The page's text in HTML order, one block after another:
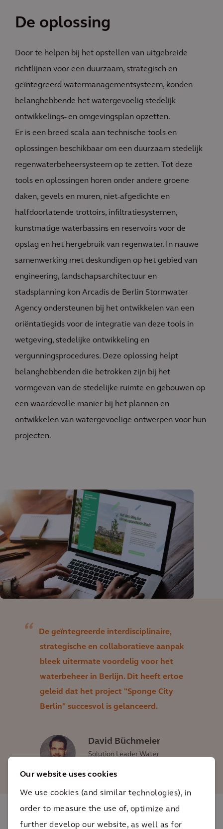
Our website uses cookies
We use cookies (and similar technologies), in
order to measure the use of, optimize and
further develop our website, as well as for
De oplossing
Door te helpen bij het opstellen van uitgebreide
richtlijnen voor een duurzaam, strategisch en
geïntegreerd watermanagementsysteem, konden
belanghebbende het watergevoelig stedelijk
ontwikkelings- en omgevingsplan opzetten.
Er is een breed scala aan technische tools en
oplossingen beschikbaar om een duurzaam stedelijk
regenwaterbeheersysteem op te zetten. Tot deze
tools en oplossingen horen onder andere groene
daken, gevels en muren, niet-afgedichte en
halfdoorlatende trottoirs, infiltratiesystemen,
kunstmatige waterbassins en reservoirs voor de
opslag en het hergebruik van regenwater. In nauwe
samenwerking met deskundigen op het gebied van
engineering, landschapsarchitectuur en
stadsplanning kon Arcadis de Berlin Stormwater
Agency ondersteunen bij het ontwikkelen van een
oriëntatiegids voor de integratie van deze tools in
wetgeving, stedelijke ontwikkeling en
vergunningsprocedures. Deze oplossing helpt
belanghebbenden die betrokken zijn bij het
vormgeven van de stedelijke ruimte en gebouwen op
een waardevolle manier bij het plannen en
ontwikkelen van watergevoelige ontwerpen voor hun
projecten.
De geïntegreerde interdisciplinaire,
strategische en collaboratieve aanpak
bleek uitermate voordelig voor het
waterbeheer in Berlijn. Dit heeft ertoe
geleid dat het project "Sponge City
Berlin" succesvol is gelanceerd.
David Büchmeier
Solution Leader Water